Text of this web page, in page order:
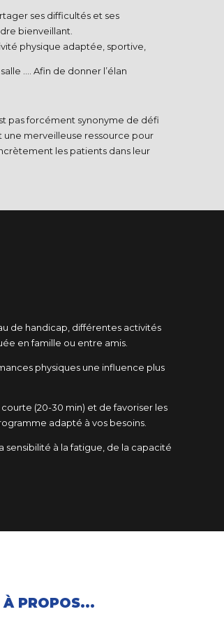
ses difficultés et ses
bienveillant.​
physique adaptée, sportive,
…. Afin de donner l’élan
pas forcément synonyme de défi
une merveilleuse ressource pour
les patients dans leur
de handicap, différentes activités
en famille ou entre amis.
physiques une influence plus
(20-30 min) et de favoriser les
adapté à vos besoins.
sensibilité à la fatigue, de la capacité
À PROPOS...